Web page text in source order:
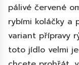
pálivé červené
rybími koláčky a
variant přípravy
toto jídlo velmi